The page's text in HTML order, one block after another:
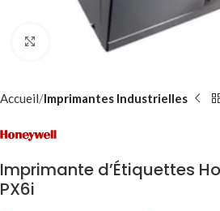
Accueil Imprimantes Industrielles
Imprimante d’Étiquettes
PX6i